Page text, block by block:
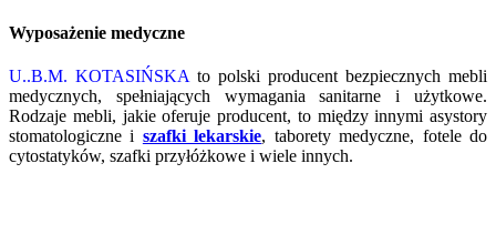
Wyposażenie medyczne
U..B.M. KOTASIŃSKA to polski producent bezpiecznych mebli
medycznych, spełniających wymagania sanitarne i użytkowe.
Rodzaje mebli, jakie oferuje producent, to między innymi asystory
stomatologiczne i szafki lekarskie, taborety medyczne, fotele do
cytostatyków, szafki przyłóżkowe i wiele innych.